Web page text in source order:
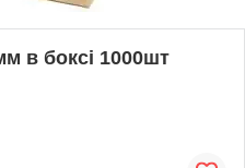
в боксі 1000шт